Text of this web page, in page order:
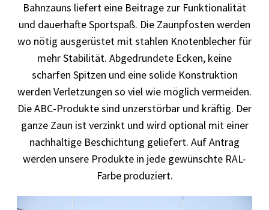
Bahnzauns liefert eine Beitrage zur Funktionalität
und dauerhafte Sportspaß. Die Zaunpfosten werden
wo nötig ausgerüstet mit stahlen Knotenblecher für
mehr Stabilität. Abgedrundete Ecken, keine
scharfen Spitzen und eine solide Konstruktion
werden Verletzungen so viel wie möglich vermeiden.
Die ABC-Produkte sind unzerstörbar und kräftig. Der
ganze Zaun ist verzinkt und wird optional mit einer
nachhaltige Beschichtung geliefert. Auf Antrag
werden unsere Produkte in jede gewünschte RAL-
Farbe produziert.